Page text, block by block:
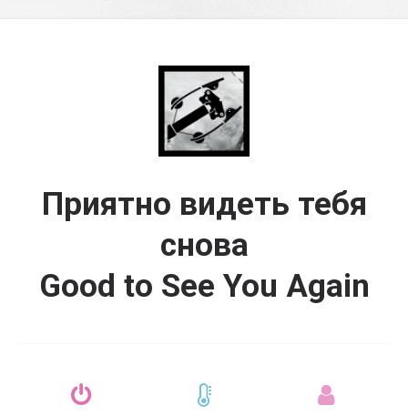
Приятно видеть тебя
снова
Good to See You Again